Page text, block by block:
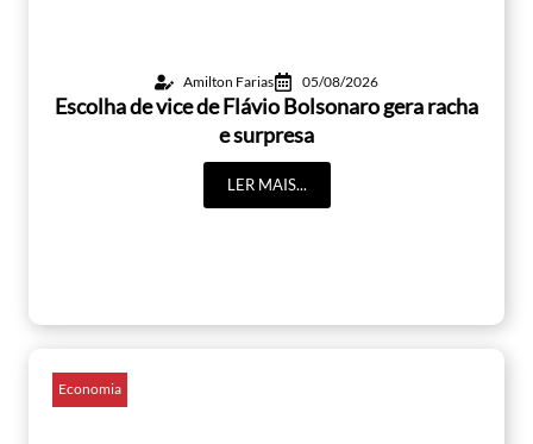
Amilton Farias 05/08/2026
Escolha de vice de Flávio Bolsonaro gera racha
e surpresa
LER MAIS...
Economia